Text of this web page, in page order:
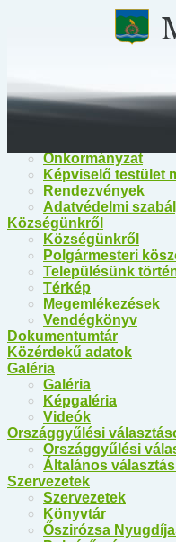
Közérdekű információk
Polgármesteri
Közös Hivatal
Önkormányzat
Képviselő testület
Rendezvények
Adatvédelmi
Községünkről
Községünkről
Polgármesteri
Településünk
Térkép
Megemlékezések
Vendégkönyv
Dokumentumtár
Közérdekű adatok
Galéria
Galéria
Képgaléria
Videók
Országgyűlési
Országgyűlési
Általános
Szervezetek
Szervezetek
Könyvtár
Őszirózsa